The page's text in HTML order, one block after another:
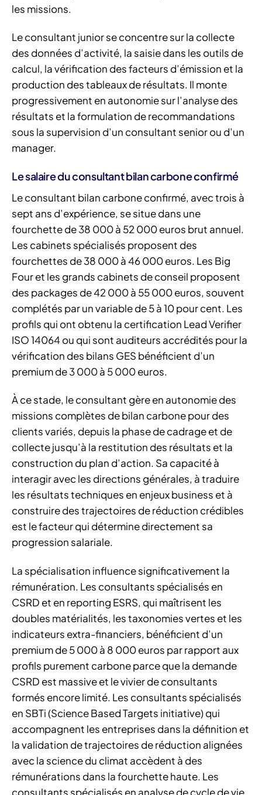
les missions.
Le consultant junior se concentre sur la collecte
des données d’activité, la saisie dans les outils de
calcul, la vérification des facteurs d’émission et la
production des tableaux de résultats. Il monte
progressivement en autonomie sur l’analyse des
résultats et la formulation de recommandations
sous la supervision d’un consultant senior ou d’un
manager.
Le salaire du consultant bilan carbone confirmé
Le consultant bilan carbone confirmé, avec trois à
sept ans d’expérience, se situe dans une
fourchette de 38 000 à 52 000 euros brut annuel.
Les cabinets spécialisés proposent des
fourchettes de 38 000 à 46 000 euros. Les Big
Four et les grands cabinets de conseil proposent
des packages de 42 000 à 55 000 euros, souvent
complétés par un variable de 5 à 10 pour cent. Les
profils qui ont obtenu la certification Lead Verifier
ISO 14064 ou qui sont auditeurs accrédités pour la
vérification des bilans GES bénéficient d’un
premium de 3 000 à 5 000 euros.
À ce stade, le consultant gère en autonomie des
missions complètes de bilan carbone pour des
clients variés, depuis la phase de cadrage et de
collecte jusqu’à la restitution des résultats et la
construction du plan d’action. Sa capacité à
interagir avec les directions générales, à traduire
les résultats techniques en enjeux business et à
construire des trajectoires de réduction crédibles
est le facteur qui détermine directement sa
progression salariale.
La spécialisation influence significativement la
rémunération. Les consultants spécialisés en
CSRD et en reporting ESRS, qui maîtrisent les
doubles matérialités, les taxonomies vertes et les
indicateurs extra-financiers, bénéficient d’un
premium de 5 000 à 8 000 euros par rapport aux
profils purement carbone parce que la demande
CSRD est massive et le vivier de consultants
formés encore limité. Les consultants spécialisés
en SBTi (Science Based Targets initiative) qui
accompagnent les entreprises dans la définition et
la validation de trajectoires de réduction alignées
avec la science du climat accèdent à des
rémunérations dans la fourchette haute. Les
consultants spécialisés en analyse de cycle de vie